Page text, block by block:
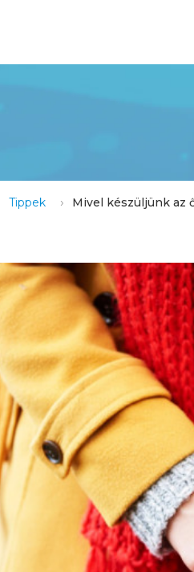
Tippek Mivel készüljünk az